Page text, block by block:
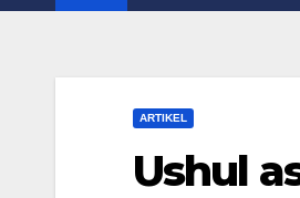
ARTIKEL
Ushul